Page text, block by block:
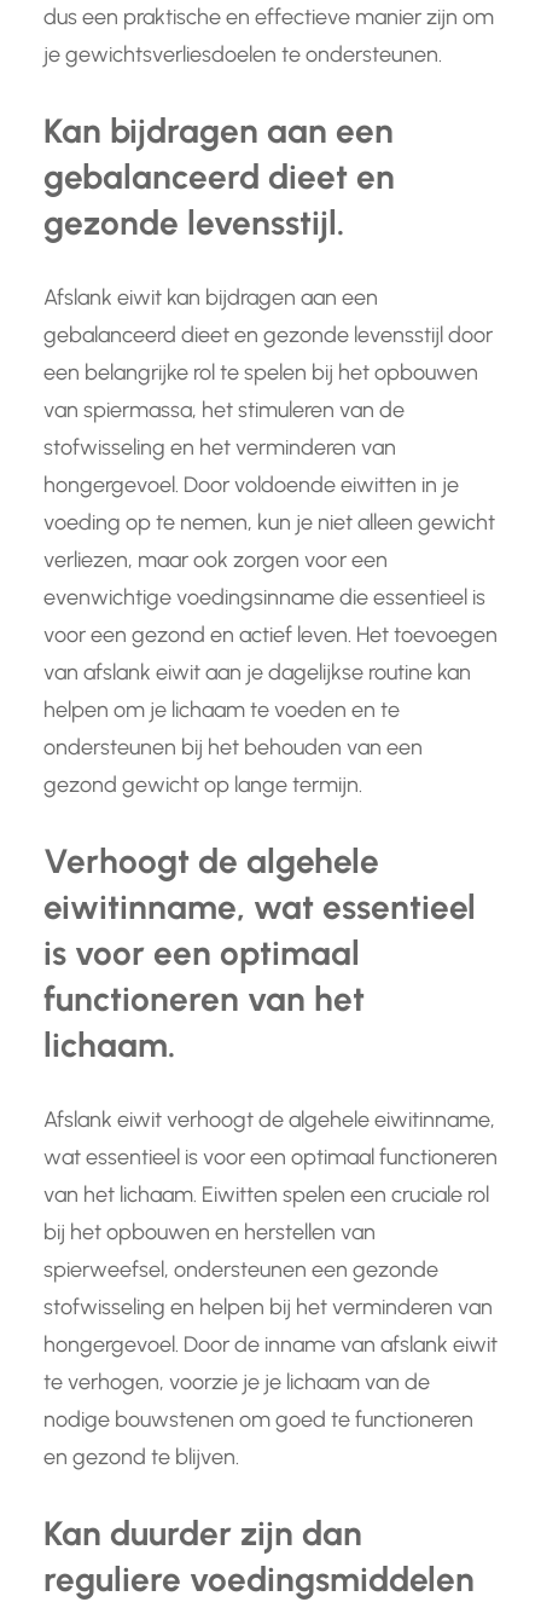
dus een praktische en effectieve manier zijn om
je gewichtsverliesdoelen te ondersteunen.
Kan bijdragen aan een
gebalanceerd dieet en
gezonde levensstijl.
Afslank eiwit kan bijdragen aan een
gebalanceerd dieet en gezonde levensstijl door
een belangrijke rol te spelen bij het opbouwen
van spiermassa, het stimuleren van de
stofwisseling en het verminderen van
hongergevoel. Door voldoende eiwitten in je
voeding op te nemen, kun je niet alleen gewicht
verliezen, maar ook zorgen voor een
evenwichtige voedingsinname die essentieel is
voor een gezond en actief leven. Het toevoegen
van afslank eiwit aan je dagelijkse routine kan
helpen om je lichaam te voeden en te
ondersteunen bij het behouden van een
gezond gewicht op lange termijn.
Verhoogt de algehele
eiwitinname, wat essentieel
is voor een optimaal
functioneren van het
lichaam.
Afslank eiwit verhoogt de algehele eiwitinname,
wat essentieel is voor een optimaal functioneren
van het lichaam. Eiwitten spelen een cruciale rol
bij het opbouwen en herstellen van
spierweefsel, ondersteunen een gezonde
stofwisseling en helpen bij het verminderen van
hongergevoel. Door de inname van afslank eiwit
te verhogen, voorzie je je lichaam van de
nodige bouwstenen om goed te functioneren
en gezond te blijven.
Kan duurder zijn dan
reguliere voedingsmiddelen